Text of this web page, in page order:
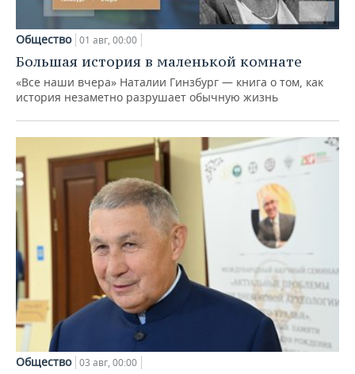
Общество 01 авг, 00:00
Большая история в маленькой комнате
«Все наши вчера» Наталии Гинзбург — книга о том, как
история незаметно разрушает обычную жизнь
Общество 03 авг, 00:00